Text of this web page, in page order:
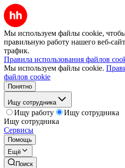
Мы используем файлы cookie,
правильную работу нашего веб-
трафик.
Правила использования файлов
Мы используем файлы cookie.
файлов cookie
Понятно
Ищу сотрудника
Ищу работу
Ищу сотрудника
Ищу сотрудника
Сервисы
Помощь
Ещё
Поиск